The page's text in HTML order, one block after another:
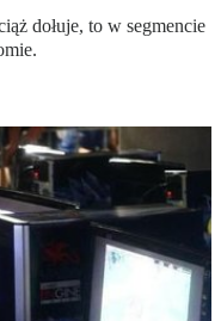
dołuje, to w segmencie